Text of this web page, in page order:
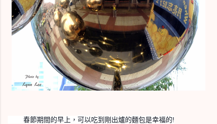
春節期間的早上，可以吃到剛出爐的麵包是幸福的!